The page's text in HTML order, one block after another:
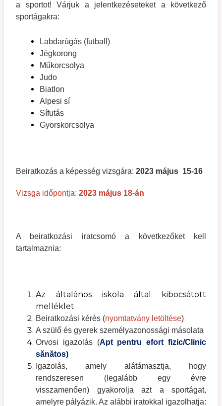
a sportot! Várjuk a jelentkezéseteket a következő
sportágakra:
Labdarúgás (futball)
Jégkorong
Műkorcsolya
Judo
Biatlon
Alpesi sí
Sífutás
Gyorskorcsolya
Beiratkozás a képesség vizsgára: 2023 május 15-16
Vizsga időpontja: 2023 május 18-án
A beiratkozási iratcsomó a következőket kell
tartalmaznia:
Az általános iskola által kibocsátott
melléklet
Beiratkozási kérés (nyomtatvány letöltése)
A szülő és gyerek személyazonossági másolata
Orvosi igazolás (Apt pentru efort fizic/Clinic
sănătos)
Igazolás, amely alátámasztja, hogy
rendszeresen (legalább egy évre
visszamenően) gyakorolja azt a sportágat,
amelyre pályázik. Az alábbi iratokkal igazolhatja: